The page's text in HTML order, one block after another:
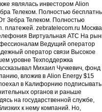
являлась инвестором Alion
Телеком. Полностью
Зебра Телеком. Полностью
платежей. zebratelecom.ru Москва
Виртуальная АТС На
Ведущий оператор
оператор связи Высокое
уровне Техподдержка
Михаил Чучкевич, фонд
вложив в Alion Energy $15
в Калифорнию подписывать
органов и раньше
на государственной службе,
к нему компаний. Но,